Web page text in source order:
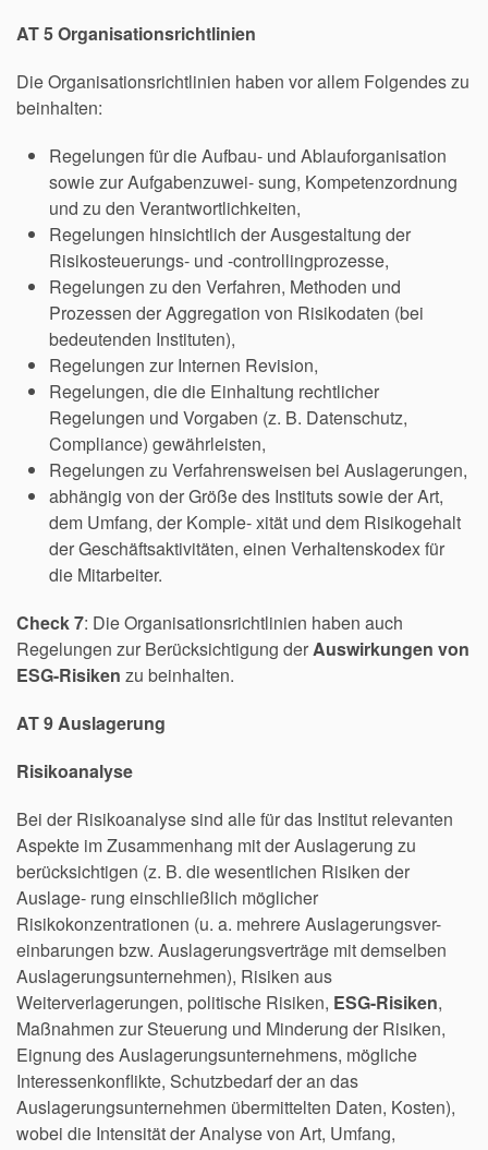
AT 5 Organisationsrichtlinien
Die Organisationsrichtlinien haben vor allem Folgendes zu
beinhalten:
Regelungen für die Aufbau- und Ablauforganisation
sowie zur Aufgabenzuwei- sung, Kompetenzordnung
und zu den Verantwortlichkeiten,
Regelungen hinsichtlich der Ausgestaltung der
Risikosteuerungs- und -controllingprozesse,
Regelungen zu den Verfahren, Methoden und
Prozessen der Aggregation von Risikodaten (bei
bedeutenden Instituten),
Regelungen zur Internen Revision,
Regelungen, die die Einhaltung rechtlicher
Regelungen und Vorgaben (z. B. Datenschutz,
Compliance) gewährleisten,
Regelungen zu Verfahrensweisen bei Auslagerungen,
abhängig von der Größe des Instituts sowie der Art,
dem Umfang, der Komple- xität und dem Risikogehalt
der Geschäftsaktivitäten, einen Verhaltenskodex für
die Mitarbeiter.
Check 7: Die Organisationsrichtlinien haben auch
Regelungen zur Berücksichtigung derAuswirkungen von
ESG-Risiken zu beinhalten.
AT 9 Auslagerung
Risikoanalyse
Bei der Risikoanalyse sind alle für das Institut relevanten
Aspekte im Zusammenhang mit der Auslagerung zu
berücksichtigen (z. B. die wesentlichen Risiken der
Auslage- rung einschließlich möglicher
Risikokonzentrationen (u. a. mehrere Auslagerungsver-
einbarungen bzw. Auslagerungsverträge mit demselben
Auslagerungsunternehmen), Risiken aus
Weiterverlagerungen, politische Risiken, ESG-Risiken,
Maßnahmen zur Steuerung und Minderung der Risiken,
Eignung des Auslagerungsunternehmens, mögliche
Interessenkonflikte, Schutzbedarf der an das
Auslagerungsunternehmen übermittelten Daten, Kosten),
wobei die Intensität der Analyse von Art, Umfang,